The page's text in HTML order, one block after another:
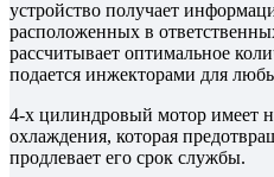
устройство получает
расположенных в
рассчитывает оптимальное
подается инжекторами для
4-х цилиндровый мотор имеет
охлаждения, которая
продлевает его срок службы.